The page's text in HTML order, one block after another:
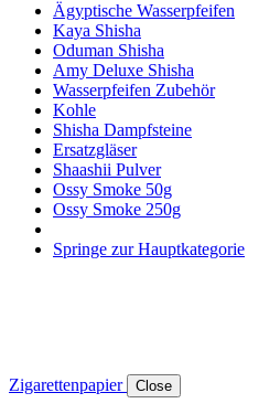
Ägyptische Wasserpfeifen
Kaya Shisha
Oduman Shisha
Amy Deluxe Shisha
Wasserpfeifen Zubehör
Kohle
Shisha Dampfsteine
Ersatzgläser
Shaashii Pulver
Ossy Smoke 50g
Ossy Smoke 250g
Springe zur Hauptkategorie
Zigarettenpapier Close